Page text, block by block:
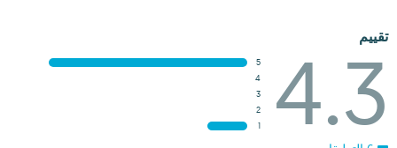
تقييم
4.3
5
4
3
2
1